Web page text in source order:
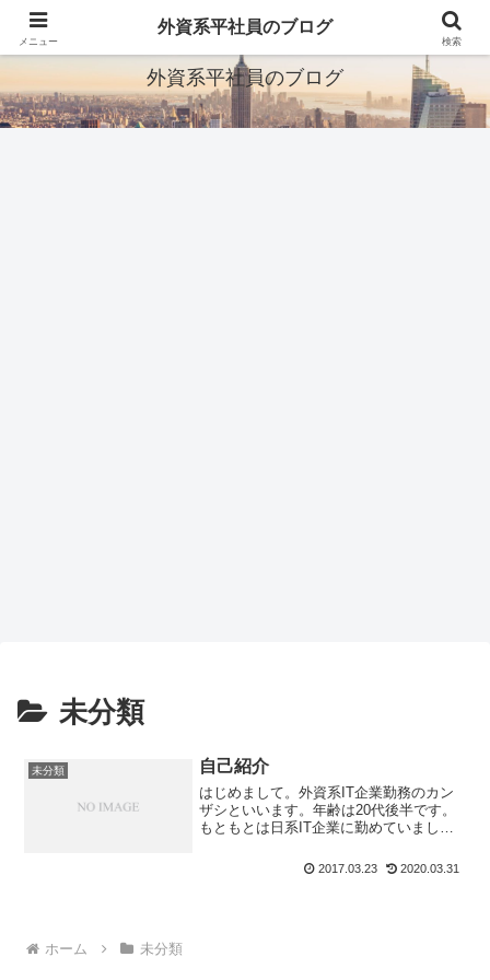
ITとか転職とか旅行とか
外資系平社員のブログ
未分類
未分類 自己紹介
はじめまして。外資系IT企業勤務のカン
ザシといいます。年齢は20代後半です。
もともとは日系IT企業に勤めていました
ました。外資らしく、やることさえやっ
2017.03.23 2020.03.31
ホーム 未分類
メニュー
外資系平社員のブログ
検索